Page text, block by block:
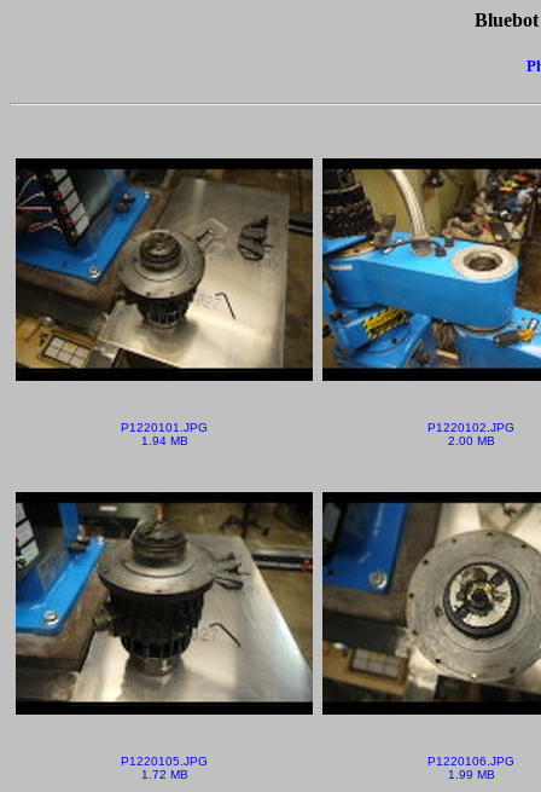
P1220101.JPG
1.94 MB
P1220102.JPG
2.00 MB
P1220105.JPG
1.72 MB
P1220106.JPG
1.99 MB